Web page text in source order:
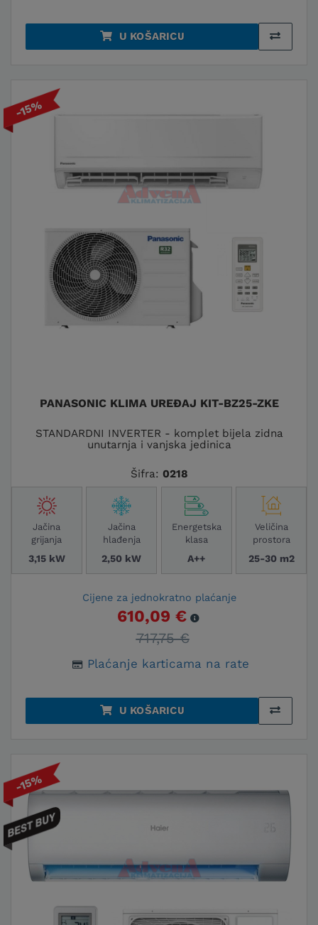
U KOŠARICU
-15%
PANASONIC KLIMA UREĐAJ KIT-BZ25-ZKE
STANDARDNI INVERTER - komplet bijela zidna
unutarnja i vanjska jedinica
Šifra: 0218
Jačina
grijanja
3,15 kW
Jačina
hlađenja
2,50 kW
Energetska
klasa
A++
Veličina
prostora
25-30 m2
Cijene za jednokratno plaćanje
610,09 €
717,75 €
Plaćanje karticama na rate
U KOŠARICU
-15%